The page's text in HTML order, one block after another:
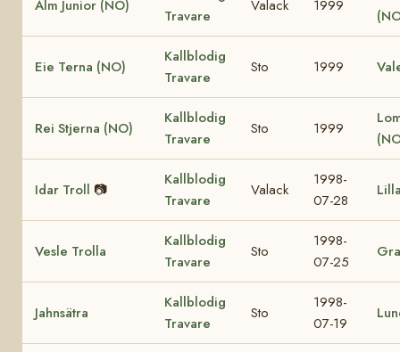
Alm Junior (NO)
Travare
Valack 1999
Eie Terna (NO)
Kallblodig
Travare
Sto 1999
Rei Stjerna (NO)
Kallblodig
Travare
Sto 1999
Idar Troll 📷
Kallblodig
Travare
Valack
1998-
07-28
Vesle Trolla
Kallblodig
Travare
Sto
1998-
07-25
Jahnsätra
Kallblodig
Travare
Sto
1998-
07-19